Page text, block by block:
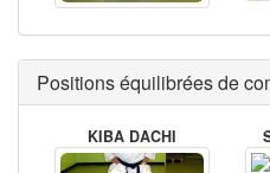
Positions équilibrées de
KIBA DACHI